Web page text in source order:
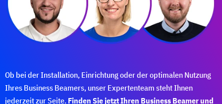
Ob bei der Installation, Einrichtung oder der optimalen Nutzung
Ihres Business Beamers, unser Expertenteam steht Ihnen
jederzeit zur Seite. Finden Sie jetzt Ihren Business Beamer und